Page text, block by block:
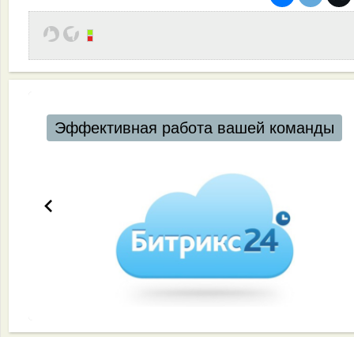
Эффективная работа вашей команды